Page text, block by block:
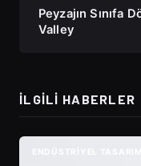
Peyzajın Sınıfa
Valley
İLGILI HABERLER
ENDÜSTRIYEL TASARIM